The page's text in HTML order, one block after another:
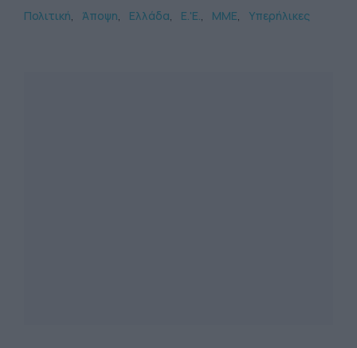
Πολιτική Άποψη Ελλάδα Ε.'Ε. ΜΜΕ Υπερήλικες